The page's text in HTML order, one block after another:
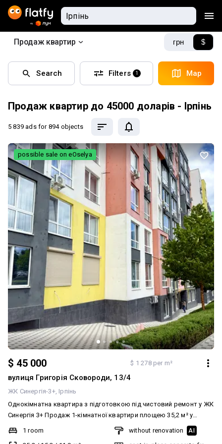
Продаж квартир грн $
Search Filters 1 Map
Продаж квартир до 45000 доларів - Ірпінь
5 839 ads for 894 objects
$ 45 000 $ 1 278 per m²
вулиця Григорія Сковороди, 13/4
ЖК Синергія-3+ Ірпінь
Однокімнатна квартира з підготовкою під чистовий ремонт у ЖК
Синергія 3+ Продаж 1-кімнатної квартири площею 35,2 м² у
сучасному житловому комплексі ЖК Синергія 3+. Квартира вже
має виконані основні ремонтні роботи, що дозволить значно
1 room
without renovation AI
possible sale on eOselya